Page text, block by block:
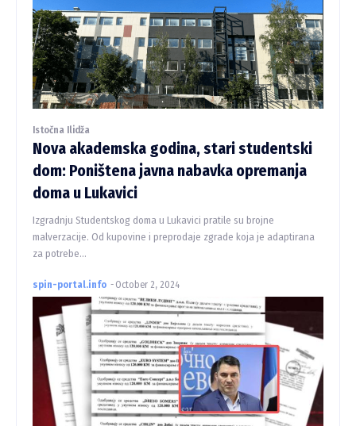
Istočna Ilidža
Nova akademska godina, stari studentski
dom: Poništena javna nabavka opremanja
doma u Lukavici
Izgradnju Studentskog doma u Lukavici pratile su brojne
malverzacije. Od kupovine i preprodaje zgrade koja je adaptirana
za potrebe...
spin-portal.info - October 2, 2024